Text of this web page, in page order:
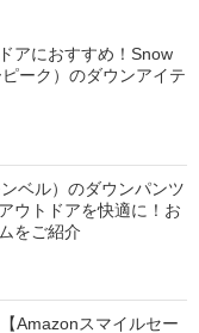
アにおすすめ！Snow
ーク）のダウンアイテ
ベル）のダウンパンツ
ウトドアを快適に！お
をご紹介
Amazonスマイルセー